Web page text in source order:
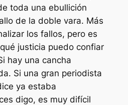
toda una ebullición
de la doble vara. Más
los fallos, pero es
justicia puedo confiar
hay una cancha
Si una gran periodista
ya estaba
digo, es muy difícil